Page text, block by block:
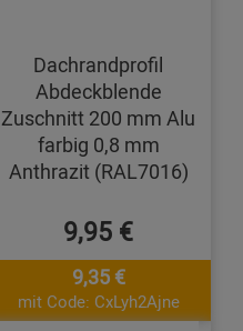
Dachrandprofil
Abdeckblende
Zuschnitt 200 mm Alu
farbig 0,8 mm
Anthrazit (RAL7016)
9,95 €
9,35 €
mit Code: CxLyh2Ajne